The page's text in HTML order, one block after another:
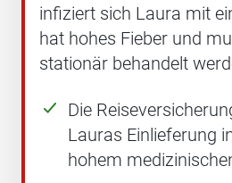
infiziert sich Laura mit
hat hohes Fieber und
stationär behandelt
Die
Lauras Einlieferung
hohem